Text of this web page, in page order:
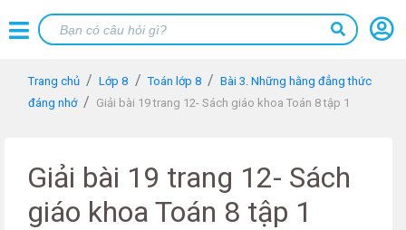
Trang chủ Lớp 8 Toán lớp 8
Bài 3. Những hằng đẳng thức
đáng nhớ
Giải bài 19 trang 12- Sách giáo khoa Toán 8 tập 1
Giải bài 19 trang 12- Sách
giáo khoa Toán 8 tập 1